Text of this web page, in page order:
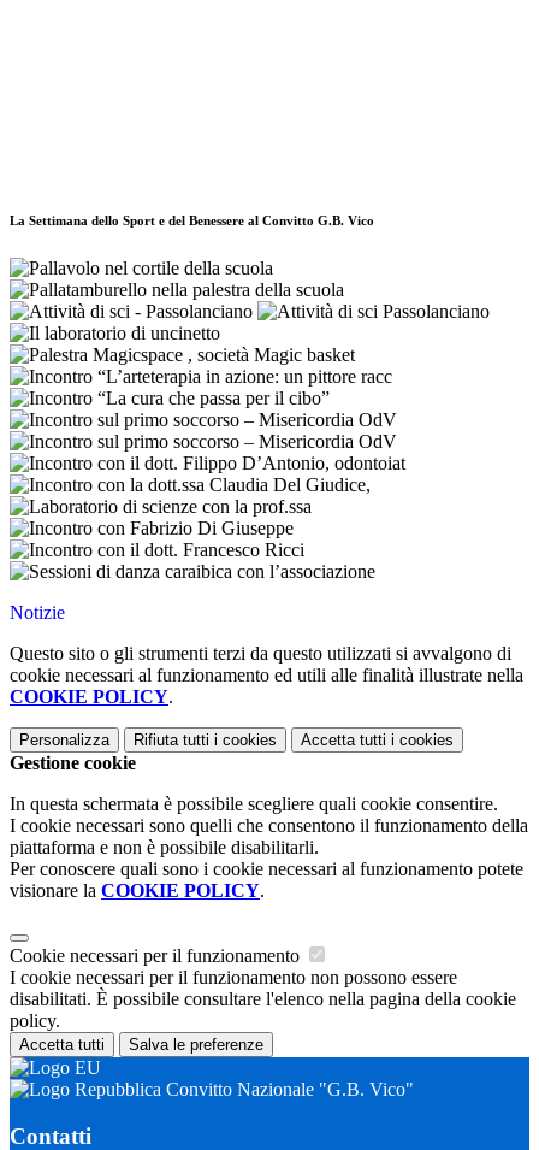
La Settimana dello Sport e del Benessere al Convitto G.B. Vico
Notizie
Questo sito o gli strumenti terzi da questo utilizzati si avvalgono di
cookie necessari al funzionamento ed utili alle finalità illustrate nella
COOKIE POLICY.
Personalizza Rifiuta tutti i cookies Accetta tutti i cookies
Gestione cookie
In questa schermata è possibile scegliere quali cookie consentire.
I cookie necessari sono quelli che consentono il funzionamento della
piattaforma e non è possibile disabilitarli.
Per conoscere quali sono i cookie necessari al funzionamento potete
visionare la COOKIE POLICY.
Cookie necessari per il funzionamento
I cookie necessari per il funzionamento non possono essere
disabilitati. È possibile consultare l'elenco nella pagina della cookie
policy.
Accetta tutti Salva le preferenze
Convitto Nazionale "G.B. Vico"
Contatti